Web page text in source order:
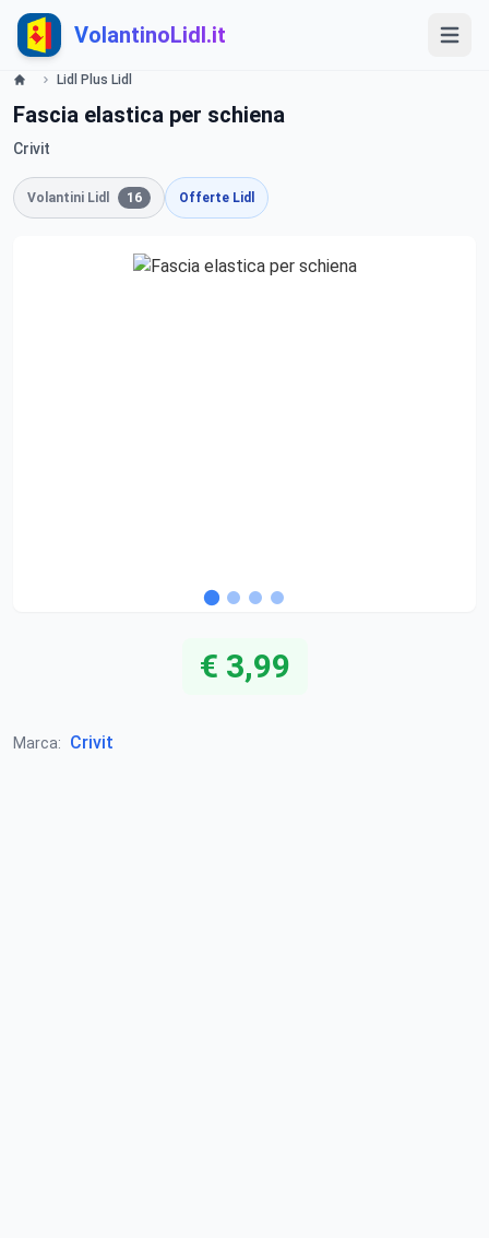
VolantinoLidl.it
Lidl Plus Lidl
Fascia elastica per schiena
Crivit
Volantini Lidl 16 Offerte Lidl
€ 3,99
Marca: Crivit